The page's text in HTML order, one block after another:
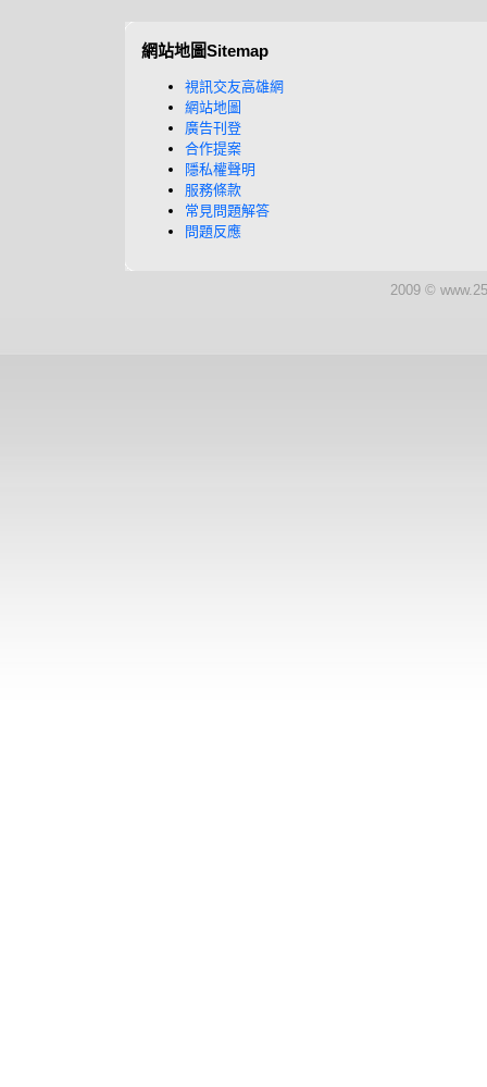
網站地圖Sitemap
視訊交友高雄網
網站地圖
廣告刊登
合作提案
隱私權聲明
服務條款
常見問題解答
問題反應
2009 ©